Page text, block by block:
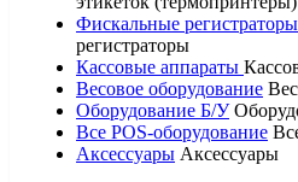
Фискальные регистраторы
регистраторы
Кассовые аппараты
Весовое оборудование
Оборудование Б/У
Все POS-оборудование
Аксессуары Аксессуары